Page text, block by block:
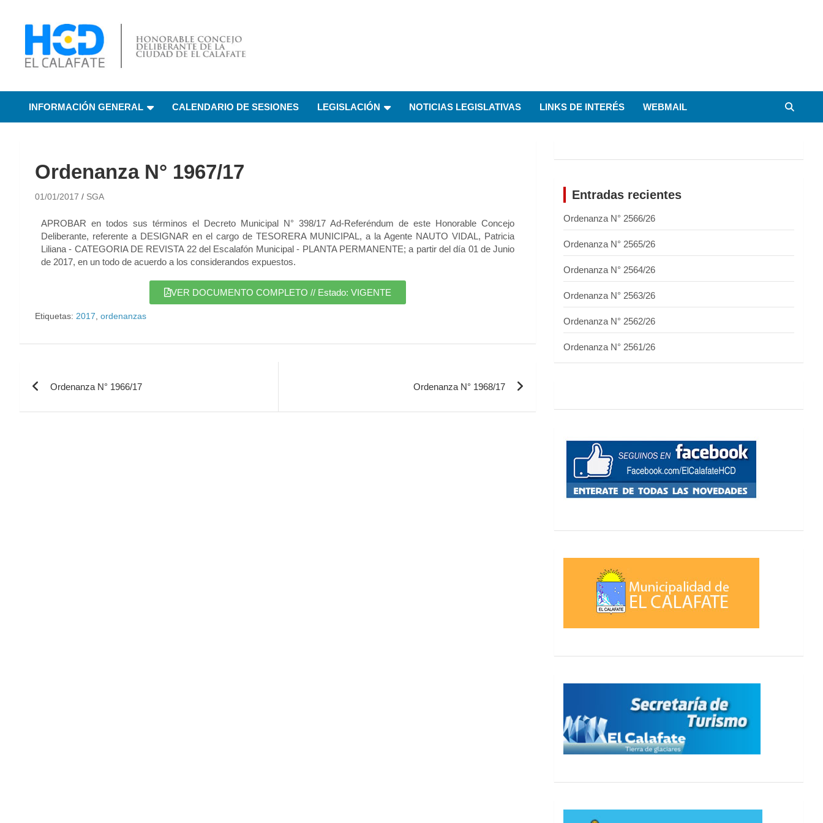
Honorable Concejo
Deliberante de El
INFORMACIÓN GENERAL CALENDARIO DE SESIONES LEGISLACIÓN NOTICIAS LEGISLATIVAS LINKS DE INTERÉS WEBMAIL
Ordenanza N° 1967/17
01/01/2017 SGA
APROBAR en todos sus términos el Decreto Municipal N° 398/17 Ad-Referéndum de este Honorable Concejo
Deliberante, referente a DESIGNAR en el cargo de TESORERA MUNICIPAL, a la Agente NAUTO VIDAL, Patricia
Liliana - CATEGORIA DE REVISTA 22 del Escalafón Municipal - PLANTA PERMANENTE; a partir del día 01 de Junio
de 2017, en un todo de acuerdo a los considerandos expuestos.
VER DOCUMENTO COMPLETO // Estado: VIGENTE
Etiquetas: 2017, ordenanzas
Ordenanza N° 1966/17 Ordenanza N° 1968/17
Entradas recientes
Ordenanza N° 2566/26
Ordenanza N° 2565/26
Ordenanza N° 2564/26
Ordenanza N° 2563/26
Ordenanza N° 2562/26
Ordenanza N° 2561/26